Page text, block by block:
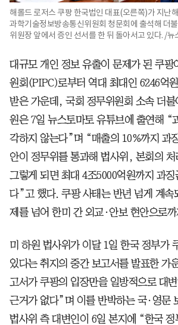
해롤드 로저스 쿠팡 한국법인 대표(오른쪽)가 지난
과학기술정보방송통신위원회 청문회에 출석해 더
위원장 앞에서 증인 선서를 한 뒤 돌아서고 있다. /뉴
대규모 개인 정보 유출이 문제가 된 쿠팡
원회(PIPC)로부터 역대 최대인 6246억
받은 가운데, 국회 정무위원회 소속 더불
원은 7일 뉴스토마토 유튜브에 출연해 “
각하지 않는다”며 “매출의 10%까지 과
안이 정무위를 통과해 법사위, 본회의 처
그렇게 되면 최대 4조5000억원까지 과징
다”고 했다. 쿠팡 사태는 반년 넘게 계속
제를 넘어 한미 간 외교·안보 현안으로
미 하원 법사위가 이달 1일 한국 정부가
있다는 취지의 중간 보고서를 발표한 가
고서가 쿠팡의 입장만을 일방적으로 대
근거가 없다”며 이를 반박하는 국·영문
법사위 측 대변인이 6일 본지에 “한국